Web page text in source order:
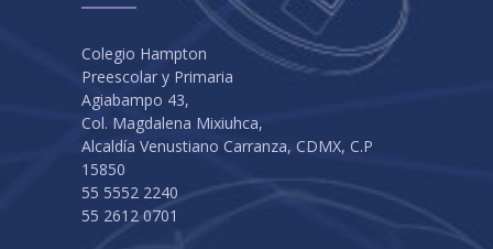
Colegio Hampton
Preescolar y Primaria
Agiabampo 43,
Col. Magdalena Mixiuhca,
Alcaldía Venustiano Carranza, CDMX, C.P
15850
55 5552 2240
55 2612 0701